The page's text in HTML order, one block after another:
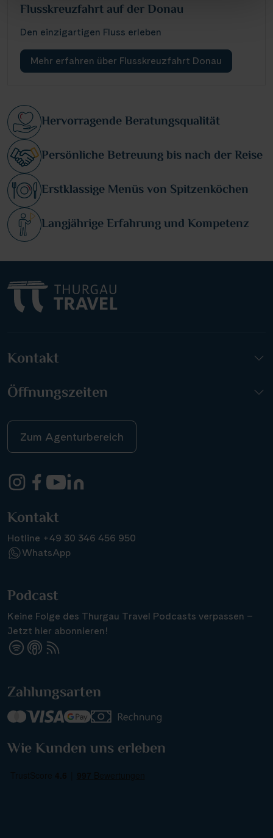
Flusskreuzfahrt auf der Donau
Den einzigartigen Fluss erleben
Mehr erfahren über Flusskreuzfahrt Donau
Hervorragende Beratungsqualität
Persönliche Betreuung bis nach der Reise
Erstklassige Menüs von Spitzenköchen
Langjährige Erfahrung und Kompetenz
Kontakt
Öffnungszeiten
Zum Agenturbereich
Kontakt
Hotline +49 30 346 456 950
WhatsApp
Podcast
Keine Folge des Thurgau Travel Podcasts verpassen –
Jetzt hier abonnieren!
Zahlungsarten
Wie Kunden uns erleben
Suchen & Buchen
Reisezeitraum